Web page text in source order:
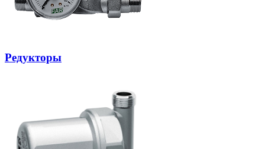
Редукторы